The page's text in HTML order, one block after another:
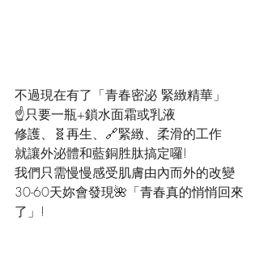
不過現在有了「青春密泌 緊緻精華」
☝️只要一瓶+鎖水面霜或乳液
修護、🧬再生、🔗緊緻、柔滑的工作
就讓外泌體和藍銅胜肽搞定囉!
我們只需慢慢感受肌膚由內而外的改變
30-60天妳會發現🌺「青春真的悄悄回來
了」!